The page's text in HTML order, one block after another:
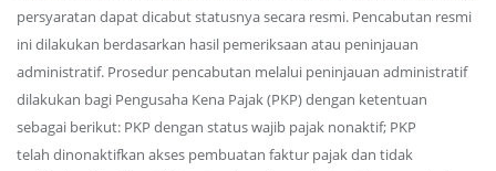
persyaratan dapat dicabut statusnya secara resmi. Pencabutan resmi
ini dilakukan berdasarkan hasil pemeriksaan atau peninjauan
administratif. Prosedur pencabutan melalui peninjauan administratif
dilakukan bagi Pengusaha Kena Pajak (PKP) dengan ketentuan
sebagai berikut: PKP dengan status wajib pajak nonaktif; PKP
telah dinonaktifkan akses pembuatan faktur pajak dan tidak